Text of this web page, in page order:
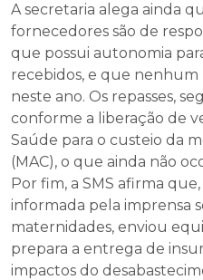
A secretaria alega ainda
fornecedores são de
que possui autonomia
recebidos, e que nenhum
neste ano. Os repasses,
conforme a liberação de
Saúde para o custeio da
(MAC), o que ainda não
Por fim, a SMS afirma
informada pela imprensa
maternidades, enviou
prepara a entrega de
impactos do